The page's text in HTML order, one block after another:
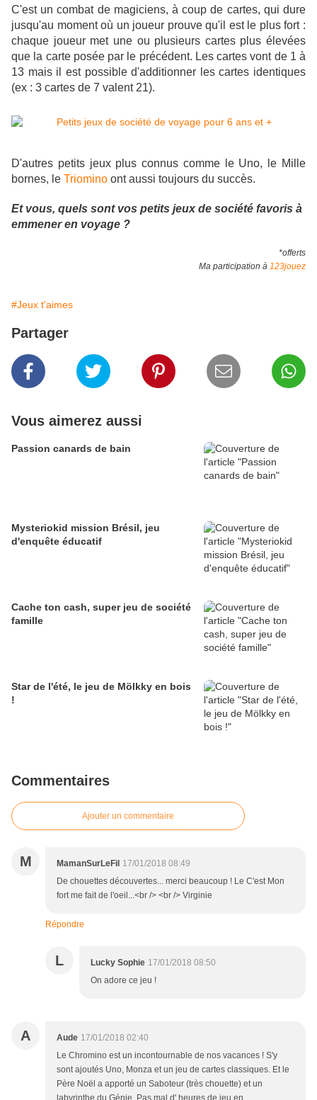
C'est un combat de magiciens, à coup de cartes, qui dure
jusqu'au moment où un joueur prouve qu'il est le plus fort :
chaque joueur met une ou plusieurs cartes plus élevées
que la carte posée par le précédent. Les cartes vont de 1 à
13 mais il est possible d'additionner les cartes identiques
(ex : 3 cartes de 7 valent 21).
D'autres petits jeux plus connus comme le Uno, le Mille
bornes, le Triomino ont aussi toujours du succès.
Et vous, quels sont vos petits jeux de société favoris à
emmener en voyage ?
*offerts
Ma participation à 123jouez
#Jeux t'aimes
Partager
Vous aimerez aussi
Passion canards de bain
Mysteriokid mission Brésil, jeu
d'enquête éducatif
Cache ton cash, super jeu de société
famille
Star de l'été, le jeu de Mölkky en bois
!
Commentaires
Ajouter un commentaire
M MamanSurLeFil 17/01/2018 08:49
De chouettes découvertes... merci beaucoup ! Le C'est Mon
fort me fait de l'oeil...<br /> <br /> Virginie
Répondre
L Lucky Sophie 17/01/2018 08:50
On adore ce jeu !
A Aude 17/01/2018 02:40
Le Chromino est un incontournable de nos vacances ! S'y
sont ajoutés Uno, Monza et un jeu de cartes classiques. Et le
Père Noël a apporté un Saboteur (très chouette) et un
labyrinthe du Génie. Pas mal d' heures de jeu en